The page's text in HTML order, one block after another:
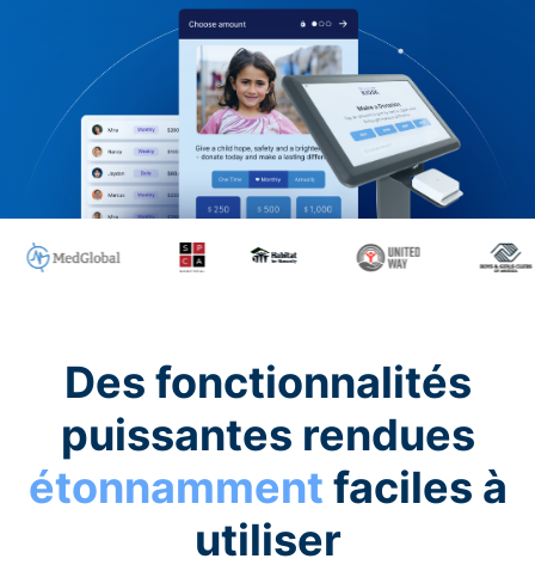
Des fonctionnalités
puissantes rendues
étonnamment faciles à
utiliser